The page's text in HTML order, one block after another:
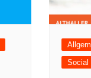
Social